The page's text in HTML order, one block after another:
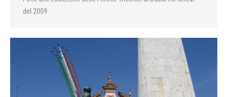
del 2009